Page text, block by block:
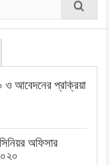
ও আবেদনের প্রক্রিয়া
অফিসার